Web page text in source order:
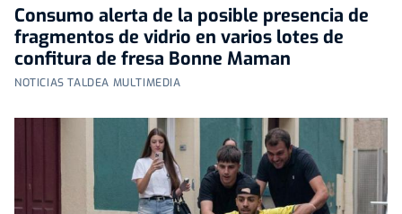
Consumo alerta de la posible presencia de
fragmentos de vidrio en varios lotes de
confitura de fresa Bonne Maman
NOTICIAS TALDEA MULTIMEDIA